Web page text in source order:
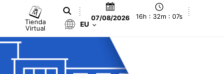
Tienda
Virtual
07/08/2026 16h : 32m : 08s
EU